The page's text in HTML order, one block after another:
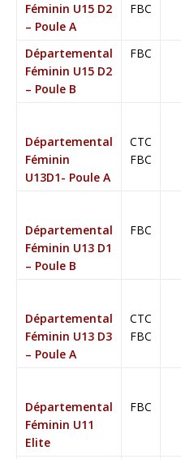
Féminin U15 D2
– Poule A
FBC
Départemental
Féminin U15 D2
– Poule B
FBC
Départemental
Féminin
U13D1- Poule A
CTC
FBC
Départemental
Féminin U13 D1
– Poule B
FBC
Départemental
Féminin U13 D3
– Poule A
CTC
FBC
Départemental
Féminin U11
Elite
FBC